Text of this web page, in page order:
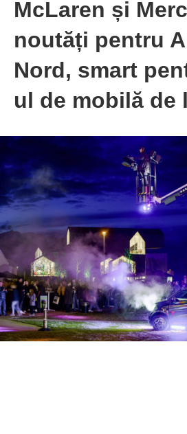
McLaren și
noutăți pentru
Nord, smart
ul de mobilă de